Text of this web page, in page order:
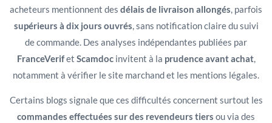
acheteurs mentionnent des délais de livraison allongés, parfois
supérieurs à dix jours ouvrés, sans notification claire du suivi
de commande. Des analyses indépendantes publiées par
FranceVerifet Scamdocinvitent à la prudence avant achat,
notamment à vérifier le site marchand et les mentions légales.
Certains blogs signale que ces difficultés concernent surtout les
commandes effectuées sur des revendeurs tiers ou via des